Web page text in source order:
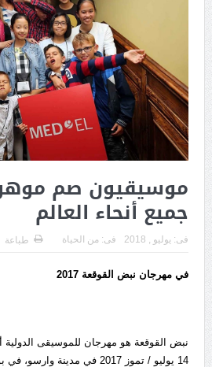
موسيقيون صم
جميع أنحاء العالم
فى: يوليو , 2018 فى: من الحياة طباعة
في مهرجان نبض القوقعة 2017
14 يوليو / تموز 2017 في مدينة